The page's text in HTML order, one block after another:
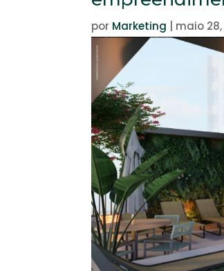
por Marketing maio